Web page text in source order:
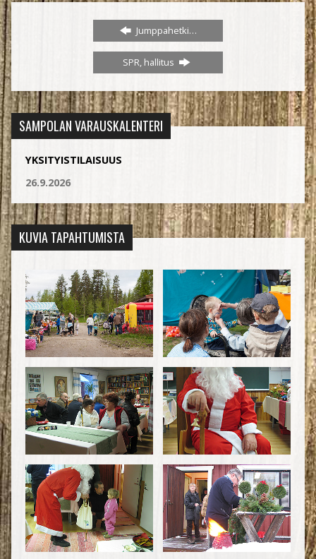
Jumppahetki…
SPR, hallitus
SAMPOLAN VARAUSKALENTERI
YKSITYISTILAISUUS
26.9.2026
KUVIA TAPAHTUMISTA